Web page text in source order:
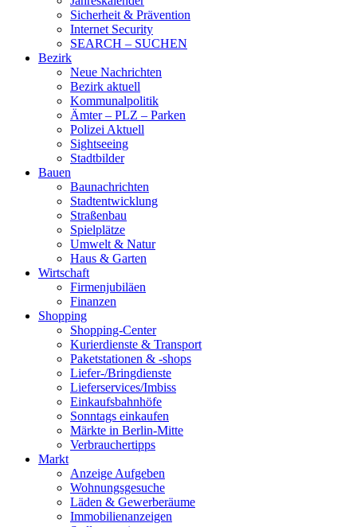
Sicherheit & Prävention
Internet Security
SEARCH – SUCHEN
Bezirk
Neue Nachrichten
Bezirk aktuell
Kommunalpolitik
Ämter – PLZ – Parken
Polizei Aktuell
Sightseeing
Stadtbilder
Bauen
Baunachrichten
Stadtentwicklung
Straßenbau
Spielplätze
Umwelt & Natur
Haus & Garten
Wirtschaft
Firmenjubiläen
Finanzen
Shopping
Shopping-Center
Kurierdienste & Transport
Paketstationen & -shops
Liefer-/Bringdienste
Lieferservices/Imbiss
Einkaufsbahnhöfe
Sonntags einkaufen
Märkte in Berlin-Mitte
Verbrauchertipps
Markt
Anzeige Aufgeben
Wohnungsgesuche
Läden & Gewerberäume
Immobilienanzeigen